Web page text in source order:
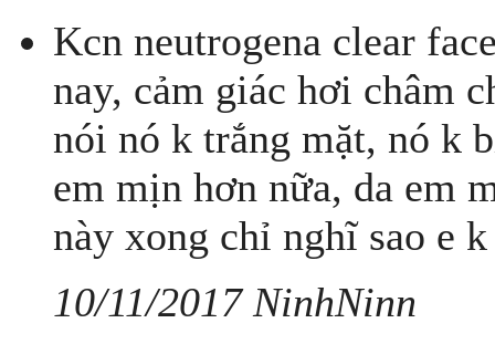
Kcn neutrogena clear
nay, cảm giác hơi châm
nói nó k trắng mặt, nó k
em mịn hơn nữa, da em
này xong chỉ nghĩ sao e
10/11/2017 NinhNinn